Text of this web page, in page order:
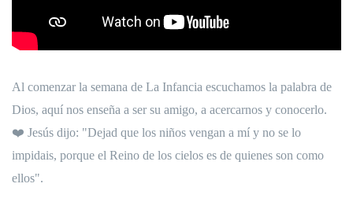
Al comenzar la semana de La Infancia escuchamos la palabra de
Dios, aquí nos enseña a ser su amigo, a acercarnos y conocerlo.
❤️ Jesús dijo: "Dejad que los niños vengan a mí y no se lo
impidais, porque el Reino de los cielos es de quienes son como
ellos".